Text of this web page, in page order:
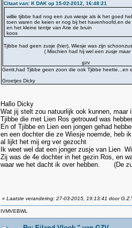
Citaat van: K DAK op 15-02-2012, 16:48:21
willie tjibbe had nog een zus wiesje als ik het goed
toen waren de keien er nog bij het havenhoofd,en de
en het kleine tentje van Arie de bruin
koos
Tjibbe had geen zusje (hier), Wiesje was zijn
( Mischien had hij wel een zusje maar die
gzv
Gerrit,had Tjibbe geen zoon die ook Tjibbe heette...en
Groetjes Dicky
Hallo Dicky
Wat jij stelt zou natuurlijk ook kunnen, maar
Tjibbe die met Lien Ros getrouwd was
En of Tjibbe en Lien een jongen gehad
en een dochter die ze Wiesje noemde, heb
al lijkt het mij erg ver gezocht
Ik weet wel dat een jonger zusje van Lien
Zij was de 4e dochter in het gezin Ros, en
waar we het dacht ik over hebben. (De
« Laatste verandering: 27-03-2015, 19:13:41 door
IVMVEBWL